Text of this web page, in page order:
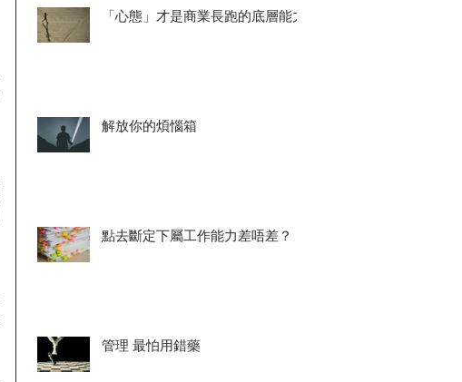
「心態」才是商業長跑的底層能力
解放你的煩惱箱
點去斷定下屬工作能力差唔差？
管理 最怕用錯藥